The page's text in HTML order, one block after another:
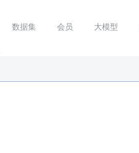
数据集 会员 大模型